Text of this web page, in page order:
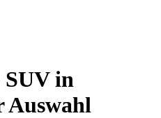
SUV in
Auswahl